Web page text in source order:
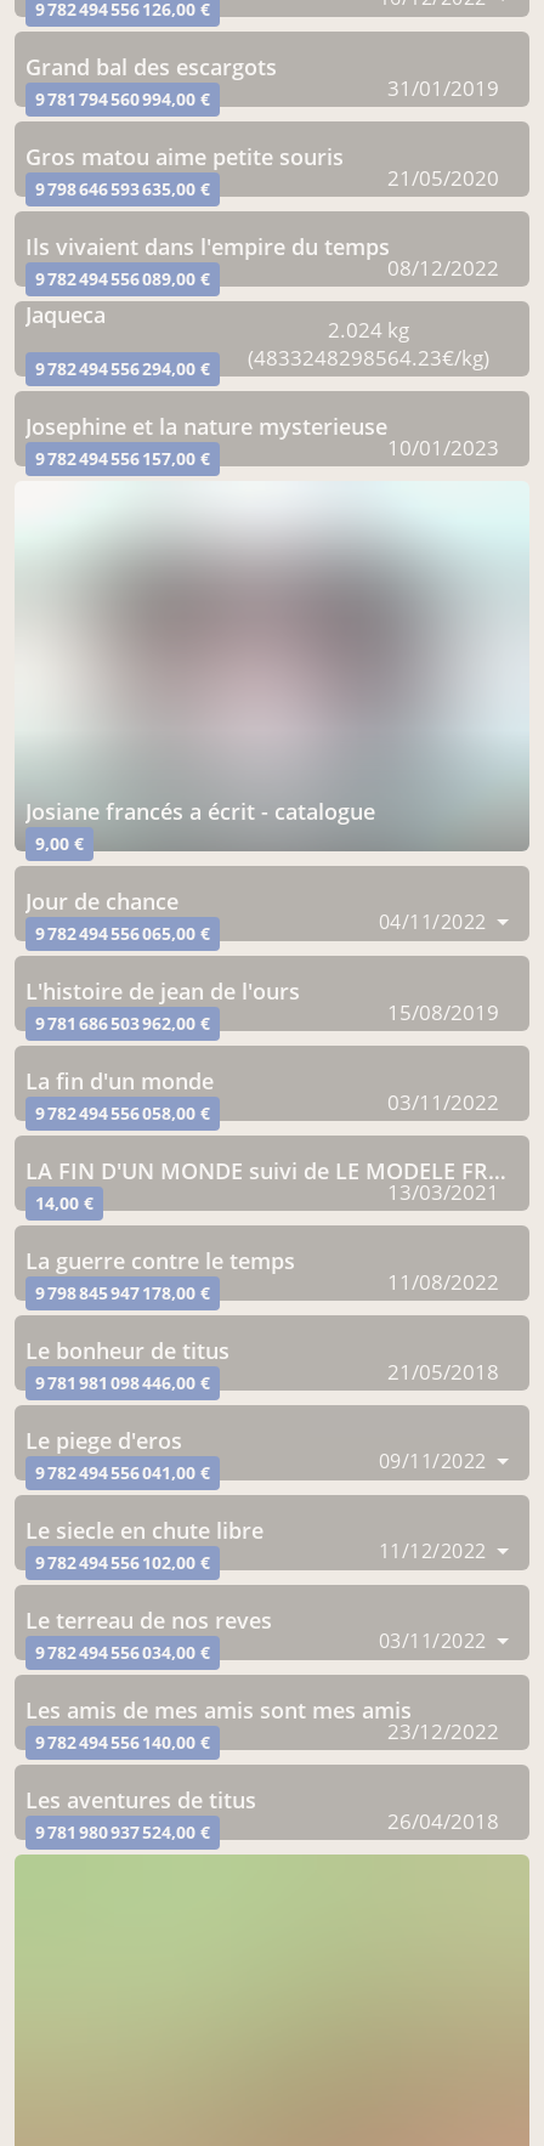
9 782 494 556 126,00 €
grand bal des escargots
9 781 794 560 994,00 € 31/01/2019
gros matou aime petite souris
9 798 646 593 635,00 € 21/05/2020
ils vivaient dans l'empire du temps
9 782 494 556 089,00 € 08/12/2022
jaqueca
9 782 494 556 294,00 €
2.024 kg
(4833248298564.23€/kg)
josephine et la nature mysterieuse
9 782 494 556 157,00 € 10/01/2023
josiane francés a écrit - catalogue
9,00 €
jour de chance
9 782 494 556 065,00 € 04/11/2022
l'histoire de jean de l'ours
9 781 686 503 962,00 € 15/08/2019
la fin d'un monde
9 782 494 556 058,00 € 03/11/2022
LA FIN D'UN MONDE suivi de LE MODELE FRANCAIS
14,00 € 13/03/2021
la guerre contre le temps
9 798 845 947 178,00 € 11/08/2022
le bonheur de titus
9 781 981 098 446,00 € 21/05/2018
le piege d'eros
9 782 494 556 041,00 € 09/11/2022
le siecle en chute libre
9 782 494 556 102,00 € 11/12/2022
le terreau de nos reves
9 782 494 556 034,00 € 03/11/2022
les amis de mes amis sont mes amis
9 782 494 556 140,00 € 23/12/2022
les aventures de titus
9 781 980 937 524,00 € 26/04/2018